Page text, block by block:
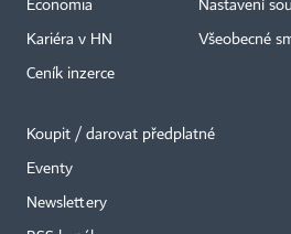
Economia
Kariéra v HN
Ceník inzerce
Nastavení
Všeobecné
Koupit / darovat předplatné
Eventy
Newslettery